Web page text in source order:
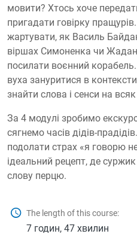
мовити? Хтось хоче
пригадати говірку
жартувати, як Василь
віршах Симоненка чи
посилати воєнний
вуха зануритися в
знайти слова і сенси на
За 4 модулі зробимо екскурс
сягнемо часів дідів-
подолати страх «я говорю
ідеальний рецепт, де
слову перцю.
The length of this course:
7 годин, 47 хвилин